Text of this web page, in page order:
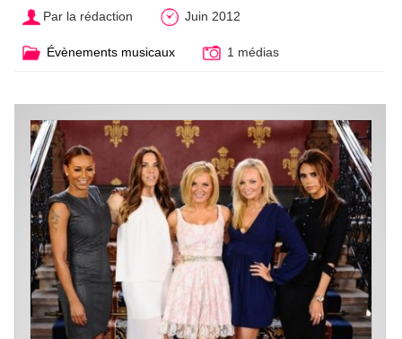
Par la rédaction Juin 2012
Évènements musicaux 1 médias